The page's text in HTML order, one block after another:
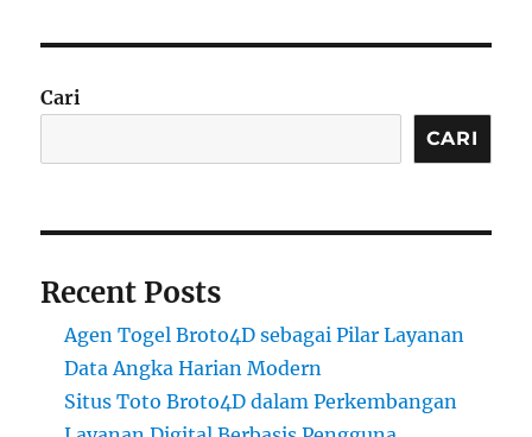
Cari
CARI
Recent Posts
Agen Togel Broto4D sebagai Pilar Layanan
Data Angka Harian Modern
Situs Toto Broto4D dalam Perkembangan